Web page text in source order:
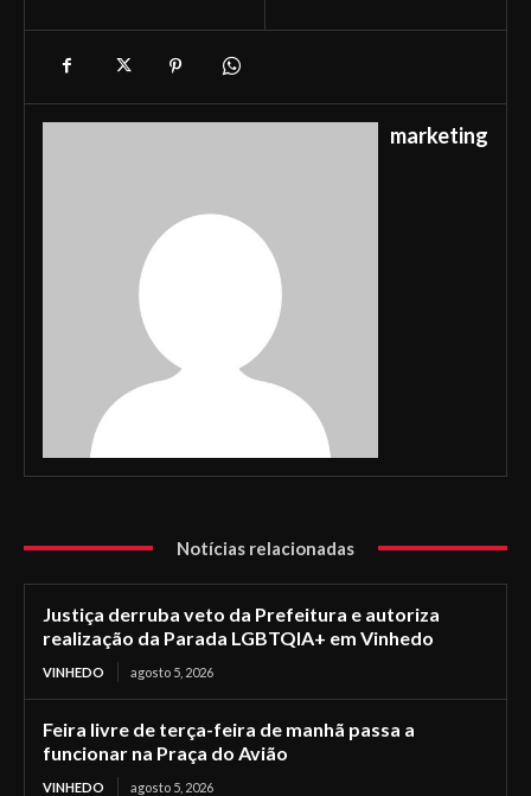
marketing
Notícias relacionadas
Justiça derruba veto da Prefeitura e autoriza
realização da Parada LGBTQIA+ em Vinhedo
VINHEDO agosto 5, 2026
Feira livre de terça-feira de manhã passa a
funcionar na Praça do Avião
VINHEDO agosto 5, 2026